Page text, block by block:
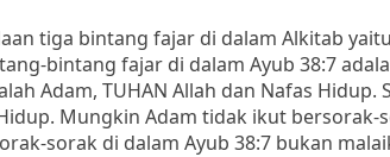
tiga bintang fajar di dalam Alkitab
bintang fajar di dalam Ayub 38:7
Adam, TUHAN Allah dan Nafas
Mungkin Adam tidak ikut
sorak di dalam Ayub 38:7 bukan